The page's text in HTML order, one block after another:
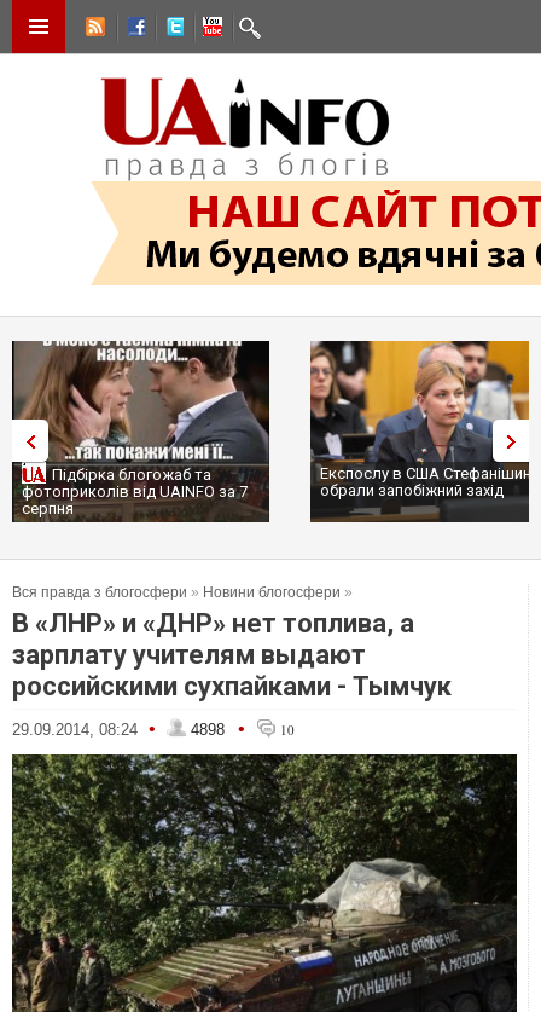
Підбірка блогожаб та
фотоприколів від UAINFO за 7
серпня
Експослу в США
обрали запобіжний захід
Вся правда з блогосфери » Новини блогосфери »
В «ЛНР» и «ДНР» нет топлива, а
зарплату учителям выдают
российскими сухпайками - Тымчук
29.09.2014, 08:24 • 4898 • 10